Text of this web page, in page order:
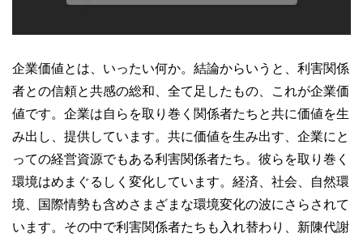
企業価値とは、いったい何か。結論からいうと、利害関係
者との信頼と共感の総和、全て足したもの、これが企業価
値です。企業は自らを取り巻く関係者たちと共に価値を生
み出し、提供しています。共に価値を生み出す、企業にと
っての経営資源でもある利害関係者たち。彼らを取り巻く
環境はめまぐるしく変化しています。経済、社会、自然環
境、国際情勢も含めさまざまな環境変化の波にさらされて
います。その中で利害関係者たちも入れ替わり、新陳代謝